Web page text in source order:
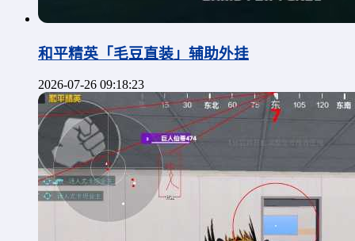
和平精英「毛豆直装」辅助外挂
2026-07-26 09:18:23